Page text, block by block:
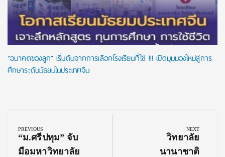
“อนาคตของลูก” เริ่มต้นจากการเลือกโรงเรียนที่ใช่ !!! เปิดมุมมองใหม่สู่การ
ศึกษาระดับมัธยมในประเทศจีน
navigation
PREVIOUS
Previous
Post:
“ม.ศรีปทุม” จับ
มือมหาวิทยาลัย
NEXT
Next
Post:
วิทยาลัย
นานาชาติ